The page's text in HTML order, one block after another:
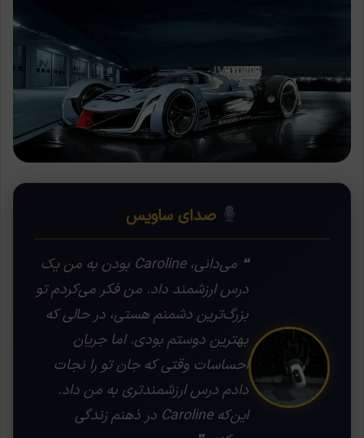
صدای ساویس
❝ می‌دانی، Caroline بودن به من یک
درس ارزشمند داد. من فکر می‌کردم تو
بزرگ‌ترین دشمنم هستی، در حالی که
بهترین دوستم بودی. اما جریان
احساسات وقتی که جان تو را نجات
دادم درس ارزشمندتری به من داد.
این‌که Caroline در ذهنم زندگی